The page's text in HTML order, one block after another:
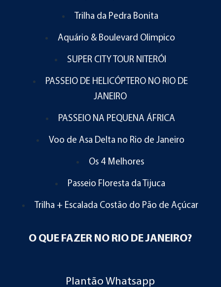
Trilha da Pedra Bonita
Aquário & Boulevard Olimpico
SUPER CITY TOUR NITERÓI
PASSEIO DE HELICÓPTERO NO RIO DE
JANEIRO
PASSEIO NA PEQUENA ÁFRICA
Voo de Asa Delta no Rio de Janeiro
Os 4 Melhores
Passeio Floresta da Tijuca
Trilha + Escalada Costão do Pão de Açúcar
O QUE FAZER NO RIO DE JANEIRO?
Plantão Whatsapp